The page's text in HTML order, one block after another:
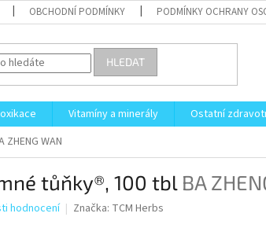
OBCHODNÍ PODMÍNKY PODMÍNKY OCHRANY
HLEDAT
Vitamíny a minerály Ostatní
ZHENG WAN
tůňky®, 100 tbl BA
hodnocení Značka: TCM Herbs